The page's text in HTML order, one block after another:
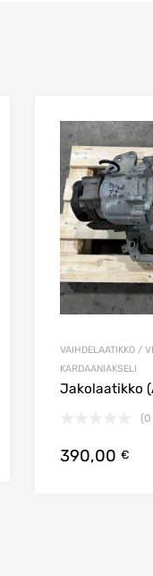
Lisää toivelistaan
Lisää ostoskoriin
VAIHDELAATIKKO /
KARDAANIAKSELI
Jakolaatikko
(0
390,00 €